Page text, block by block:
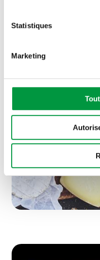
Statistiques
Marketing
Cactus Belle Etoile,
Bereldange, Remich,